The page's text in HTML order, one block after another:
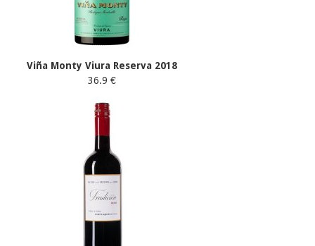
Viña Monty Viura Reserva 2018
36.9 €